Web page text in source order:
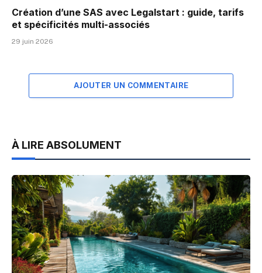
Création d’une SAS avec Legalstart : guide, tarifs
et spécificités multi-associés
29 juin 2026
AJOUTER UN COMMENTAIRE
À LIRE ABSOLUMENT